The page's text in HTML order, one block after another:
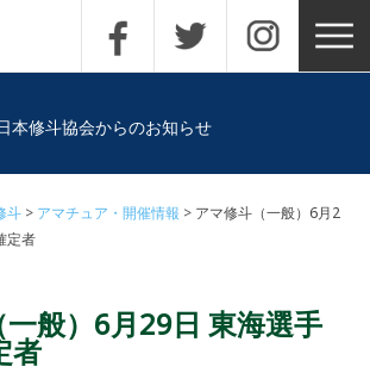
本修斗協会からのお知らせ
斗 アマチュア・開催情報
アマ修斗（一般）6月2
定者
般）6月29日 東海選手
者